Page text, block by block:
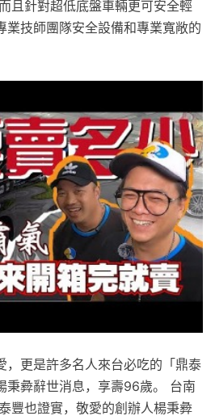
且針對超低底盤車輛更可安全輕
業技師團隊安全設備和專業寬敞的
，更是許多名人來台必吃的「鼎泰
秉彜辭世消息，享壽96歲。 台南
豐也證實，敬愛的創辦人楊秉彜